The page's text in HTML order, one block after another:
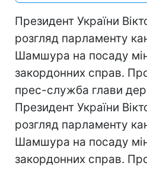
Президент України
розгляд парламенту
Шамшура на посаду
закордонних справ.
прес-служба глави
Президент України
розгляд парламенту
Шамшура на посаду
закордонних справ.